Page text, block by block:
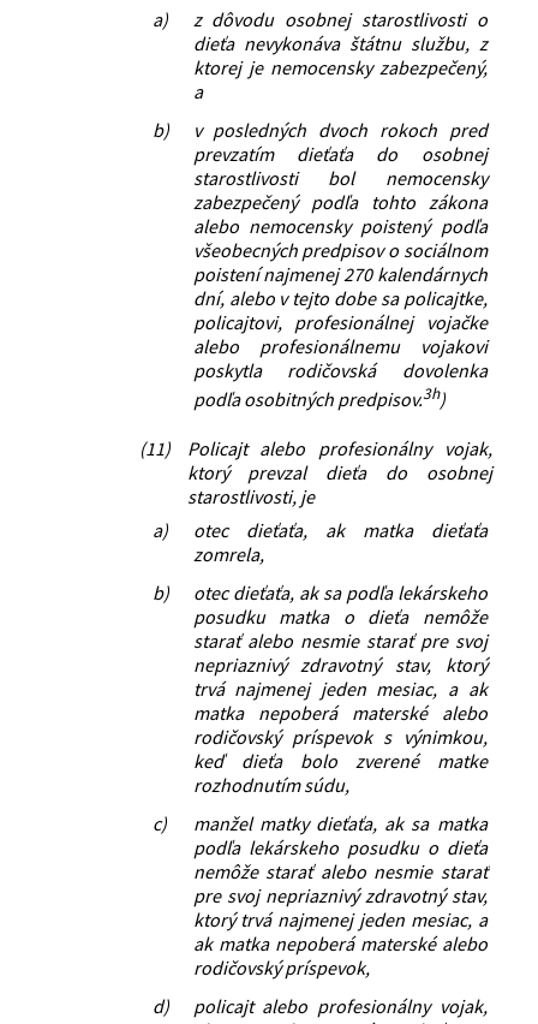
a)
z dôvodu osobnej starostlivosti o
dieťa nevykonáva štátnu službu, z
ktorej je nemocensky zabezpečený,
a
b)
v posledných dvoch rokoch pred
prevzatím dieťaťa do osobnej
starostlivosti bol nemocensky
zabezpečený podľa tohto zákona
alebo nemocensky poistený podľa
všeobecných predpisov o sociálnom
poistení najmenej 270 kalendárnych
dní, alebo v tejto dobe sa policajtke,
policajtovi, profesionálnej vojačke
alebo profesionálnemu vojakovi
poskytla rodičovská dovolenka
podľa osobitných predpisov.3h)
(11)
Policajt alebo profesionálny vojak,
ktorý prevzal dieťa do osobnej
starostlivosti, je
a)
otec dieťaťa, ak matka dieťaťa
zomrela,
b)
otec dieťaťa, ak sa podľa lekárskeho
posudku matka o dieťa nemôže
starať alebo nesmie starať pre svoj
nepriaznivý zdravotný stav, ktorý
trvá najmenej jeden mesiac, a ak
matka nepoberá materské alebo
rodičovský príspevok s výnimkou,
keď dieťa bolo zverené matke
rozhodnutím súdu,
c)
manžel matky dieťaťa, ak sa matka
podľa lekárskeho posudku o dieťa
nemôže starať alebo nesmie starať
pre svoj nepriaznivý zdravotný stav,
ktorý trvá najmenej jeden mesiac, a
ak matka nepoberá materské alebo
rodičovský príspevok,
d)
policajt alebo profesionálny vojak,